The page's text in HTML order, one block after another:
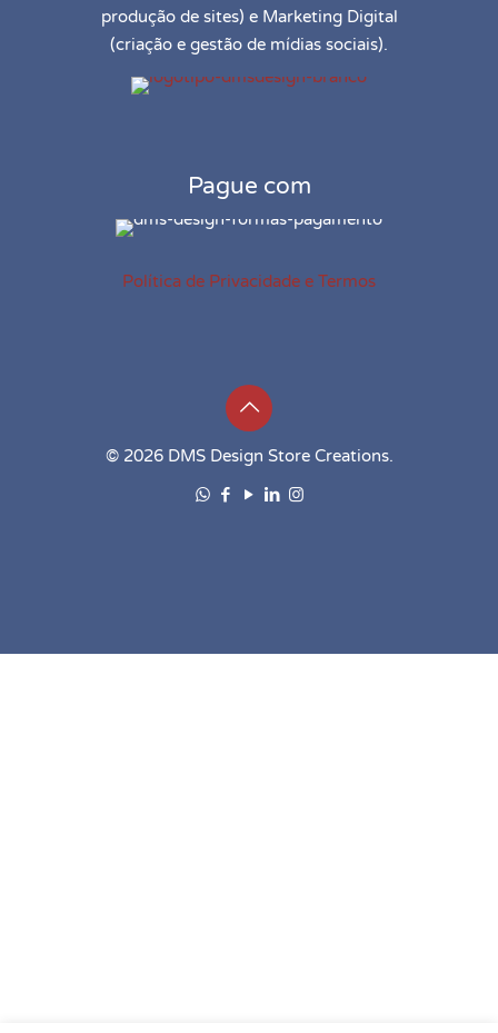
produção de sites) e Marketing Digital
(criação e gestão de mídias sociais).
Pague com
Política de Privacidade e Termos
© 2026 DMS Design Store Creations.